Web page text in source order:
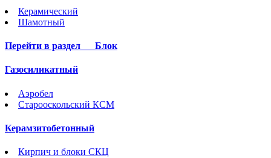
Керамический
Шамотный
Перейти в раздел Блок
Газосиликатный
Аэробел
Старооскольский КСМ
Керамзитобетонный
Кирпич и блоки СКЦ